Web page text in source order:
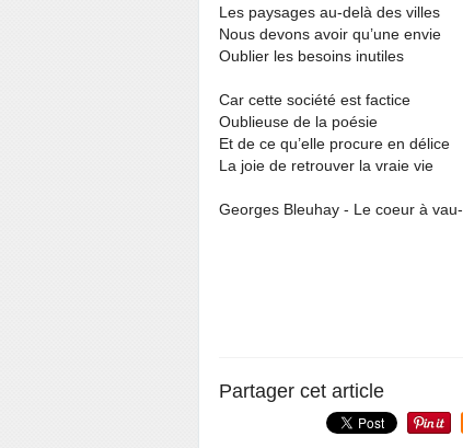
Les paysages au-delà des villes
Nous devons avoir qu’une envie
Oublier les besoins inutiles
Car cette société est factice
Oublieuse de la poésie
Et de ce qu’elle procure en délice
La joie de retrouver la vraie vie
Georges Bleuhay - Le coeur à
Partager cet article